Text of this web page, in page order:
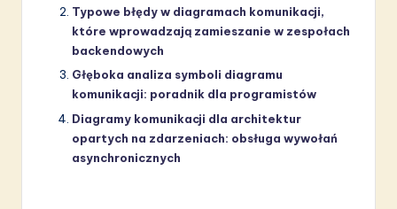
Typowe błędy w diagramach komunikacji,
które wprowadzają zamieszanie w zespołach
backendowych
Głęboka analiza symboli diagramu
komunikacji: poradnik dla programistów
Diagramy komunikacji dla architektur
opartych na zdarzeniach: obsługa wywołań
asynchronicznych